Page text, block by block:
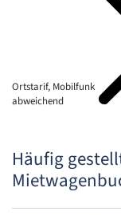
Ortstarif, Mobilfunk
abweichend
Häufig